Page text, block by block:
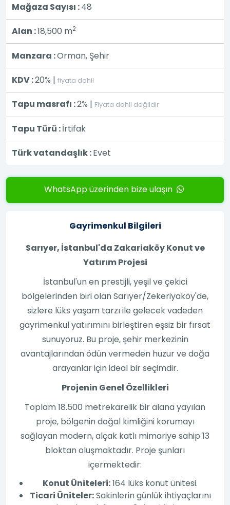
Mağaza Sayısı :48
Alan :18,500 m2
Manzara :Orman, Şehir
KDV :20% |fiyata dahil
Tapu masrafı :2% | Fiyata dahil değildir
Tapu Türü :İrtifak
Türk vatandaşlık :Evet
WhatsApp üzerinden bize ulaşın
Gayrimenkul Bilgileri
Sarıyer, İstanbul'da Zakariaköy Konut ve
Yatırım Projesi
İstanbul'un en prestijli, yeşil ve çekici
bölgelerinden biri olan Sarıyer/Zekeriyaköy'de,
sizlere lüks yaşam tarzı ile gelecek vadeden
gayrimenkul yatırımını birleştiren eşsiz bir fırsat
sunuyoruz. Bu proje, şehir merkezinin
avantajlarından ödün vermeden huzur ve doğa
arayanlar için ideal bir seçimdir.
Projenin Genel Özellikleri
Toplam 18.500 metrekarelik bir alana yayılan
proje, bölgenin doğal kimliğini korumayı
sağlayan modern, alçak katlı mimariye sahip 13
bloktan oluşmaktadır. Proje şunları
içermektedir:
Konut Üniteleri:164 lüks konut ünitesi.
Ticari Üniteler:Sakinlerin günlük ihtiyaçlarını